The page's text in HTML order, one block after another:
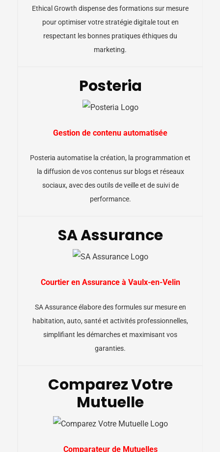
Ethical Growth dispense des formations sur mesure
pour optimiser votre stratégie digitale tout en
respectant les bonnes pratiques éthiques du
marketing.
Posteria
Gestion de contenu automatisée
Posteria automatise la création, la programmation et
la diffusion de vos contenus sur blogs et réseaux
sociaux, avec des outils de veille et de suivi de
performance.
SA Assurance
Courtier en Assurance à Vaulx-en-Velin
SA Assurance élabore des formules sur mesure en
habitation, auto, santé et activités professionnelles,
simplifiant les démarches et maximisant vos
garanties.
Comparez Votre
Mutuelle
Comparateur de Mutuelles